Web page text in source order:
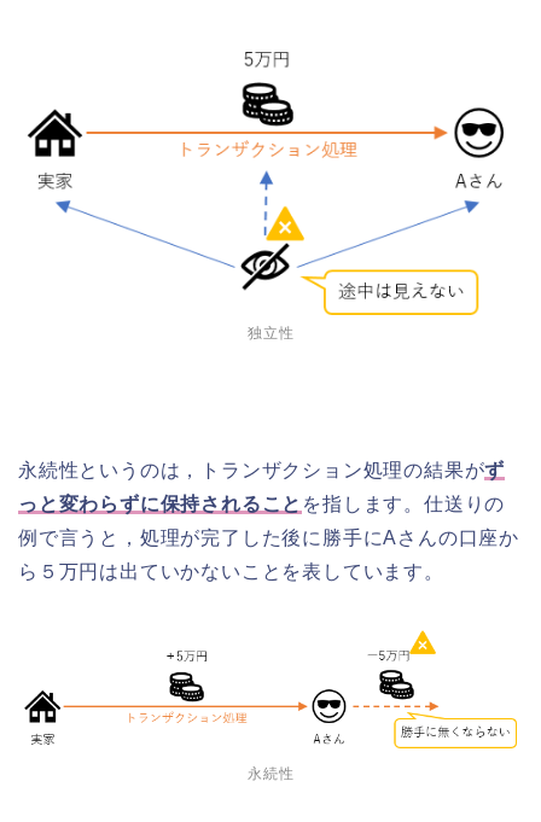
独立性
永続性というのは，トランザクション処理の結果がず
っと変わらずに保持されること を指します。仕送りの
例で言うと，処理が完了した後に勝手にAさんの口座か
ら５万円は出ていかないことを表しています。
永続性